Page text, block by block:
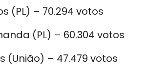
(PL) – 70.294 votos
(PL) – 60.304 votos
(União) – 47.479 votos